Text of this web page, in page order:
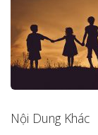
Nội Dung Khác